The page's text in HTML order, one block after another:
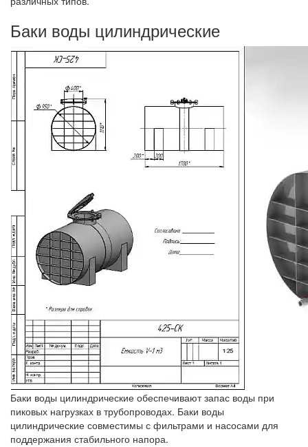
Баки воды цилиндрические
Баки воды цилиндрические обеспечивают запас воды при
пиковых нагрузках в трубопроводах. Баки воды
цилиндрические совместимы с фильтрами и насосами для
поддержания стабильного напора.